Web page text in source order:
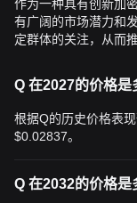
作为一种具有创新加
有广阔的市场潜力和
定群体的关注，从而
Q 在2027的价格是
根据Q的历史价格表
$0.02837。
Q 在2032的价格是